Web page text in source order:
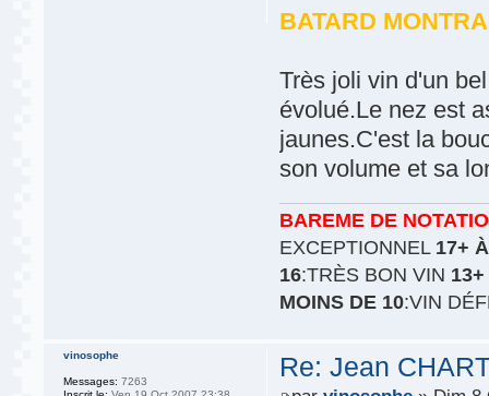
BATARD
Très joli vin d'un
évolué.Le nez est
jaunes.C'est la
son volume et sa
BAREME DE
EXCEPTIONNEL 17+
16:TRÈS BON VIN
MOINS DE 10:VIN
Re: Jean
vinosophe
Messages: 7263